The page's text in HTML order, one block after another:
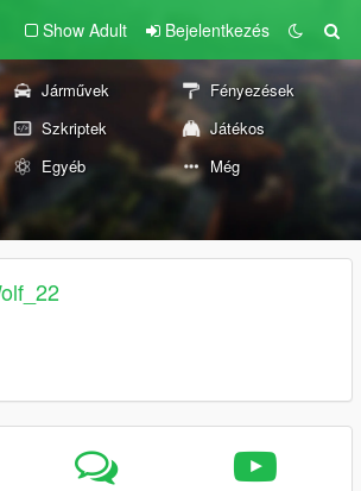
Show Adult Bejelentkezés
Járművek
Fényezések
Szkriptek
Játékos
Egyéb Még